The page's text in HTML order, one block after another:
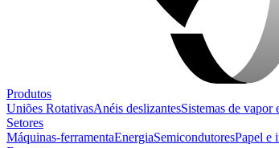
Produtos
Uniões RotativasAnéis deslizantesSistemas de vapor
Setores
Máquinas-ferramentaEnergiaSemicondutoresPapel e